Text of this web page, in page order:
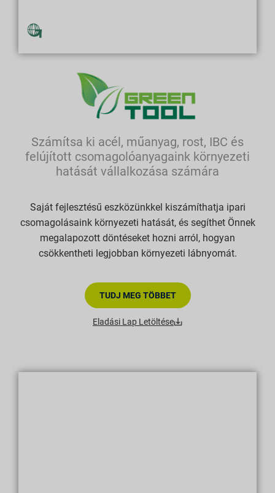
Számítsa ki acél, műanyag, rost, IBC és
felújított csomagolóanyagaink környezeti
hatását vállalkozása számára
Saját fejlesztésű eszközünkkel kiszámíthatja ipari
csomagolásaink környezeti hatását, és segíthet Önnek
megalapozott döntéseket hozni arról, hogyan
csökkentheti legjobban környezeti lábnyomát.
TUDJ MEG TÖBBET
Eladási Lap Letöltése